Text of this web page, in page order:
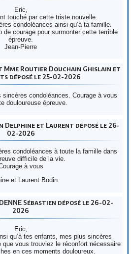
Eric,
touché par cette triste nouvelle.
condoléances ainsi qu’à ta famille.
de courage pour surmonter cette terrible
épreuve.
Jean-Pierre
Mme Routier Douchain Ghislain et
déposé le 25-02-2026
sincères condoléances. Courage à vous
douloureuse épreuve.
Delphine et Laurent déposé le 26-
02-2026
condoléances à toute la famille dans
difficile de la vie.
à vous
et Laurent Bodin
Sébastien déposé le 26-02-
2026
Eric,
qu’à tes enfants, mes plus sincères
vous trouviez le réconfort nécessaire
en ces moments douloureux.